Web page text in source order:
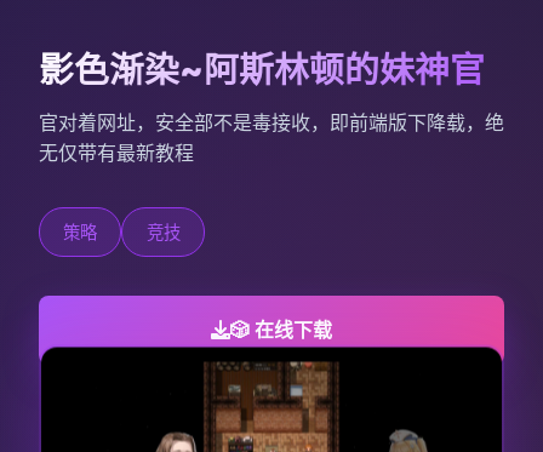
影色渐染~阿斯林顿的妹神官
官对着网址，安全部不是毒接收，即前端版下降载，绝
无仅带有最新教程
策略 竞技
🎲 在线下载